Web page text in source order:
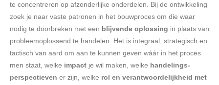
te concentreren op afzonderlijke onderdelen. Bij de ontwikkeling
zoek je naar vaste patronen in het bouwproces om die waar
nodig te doorbreken met een blijvende oplossing in plaats van
probleemoplossend te handelen. Het is integraal, strategisch en
tactisch van aard om aan te kunnen geven wáár in het proces
men staat, welke impact je wil maken, welke handelings-
perspectieven er zijn, welke rol en verantwoordelijkheid met